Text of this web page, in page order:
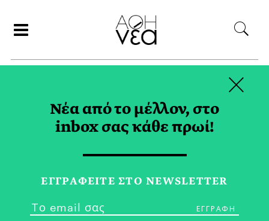
JAZZ TAG
Νέα από το μέλλον, στο
inbox σας κάθε πρωί!
ΕΓΓPΑΦΕΙΤΕ ΣΤΟ NEWSLETTER
×